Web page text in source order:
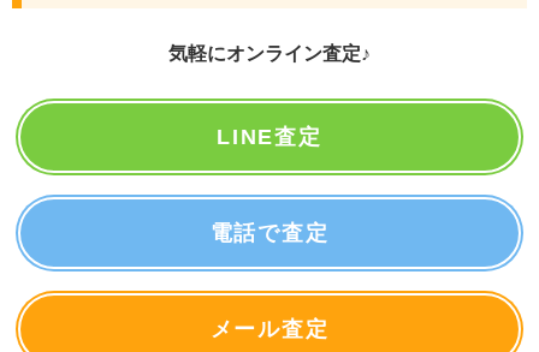
気軽にオンライン査定♪
LINE査定
電話で査定
メール査定